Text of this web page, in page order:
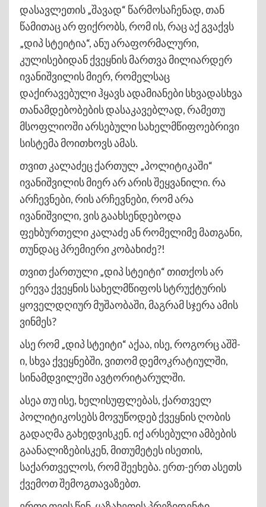
დასავლეთის „შავად“ წარმოსაჩენად, თან
წამითაც არ ფიქრობს, რომ ის, რაც აქ გვაქვს
„დიპ სტეიტია“, ანუ არაფორმალური,
კულისებიდან ქვეყნის მართვა მილიარდერ
ივანიშვილის მიერ, რომელსაც
დაქირავებული ჰყავს ადამიანები სხვადასხვა
თანამდებობების დასაკავებლად, რამეთუ
მსოფლიოში არსებული სახელმწიფოებრივი
სისტემა მოითხოვს ამას.
თვით კალაძეც ქართულ „პოლიტიკაში“
ივანიშვილის მიერ არ არის შეყვანილი. რა
არჩევნები, რის არჩევნები, რომ არა
ივანიშვილი, ვის გაახსენდებოდა
ფეხბურთელი კალაძე ან რომელიმე მათგანი,
თუნდაც პრემიერი კობახიძე?!
თვით ქართული „დიპ სტეიტი“ თითქოს არ
ერევა ქვეყნის სახელმწიფოს სტრუქტურის
ყოველდღიურ მუშაობაში, მაგრამ სჯერა ამის
ვინმეს?
ასე რომ „დიპ სტეიტი“ აქაა, ისე, როგორც აშშ-
ი, სხვა ქვეყნებში, ვითომ დემოკრატიულში,
სინამდვილეში ავტორიტარულში.
ასეა თუ ისე, ხელისუფლებას, ქართველ
პოლიტიკოსებს მოვუწოდებ ქვეყნის ღობის
გადაღმა გახედვისკენ. იქ არსებული ამბების
გაანალიზებისკენ, მითუმეტეს ისეთის,
საქართველოს, რომ შეეხება. ერთ-ერთ ასეთს
ქვემოთ შემოგთავაზებთ.